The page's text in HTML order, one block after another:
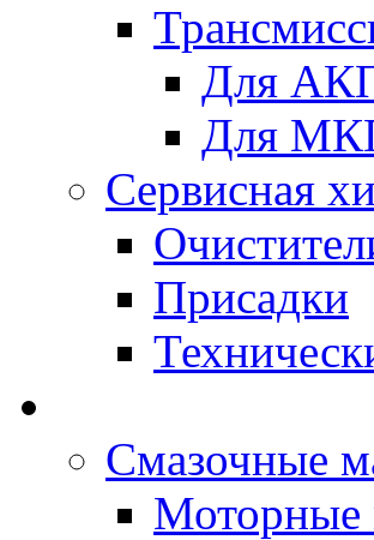
Для
Для
Сервисная
Присадки
Смазочные
Моторные